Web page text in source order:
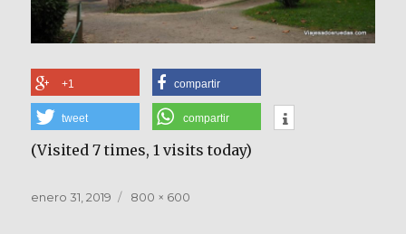
+1 compartir
tweet compartir
(Visited 7 times, 1 visits today)
Publicado
enero 31, 2019
Tamaño
800 × 600